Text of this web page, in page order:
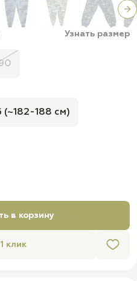
Узнать размер
(~182-188 см)
в корзину
клик